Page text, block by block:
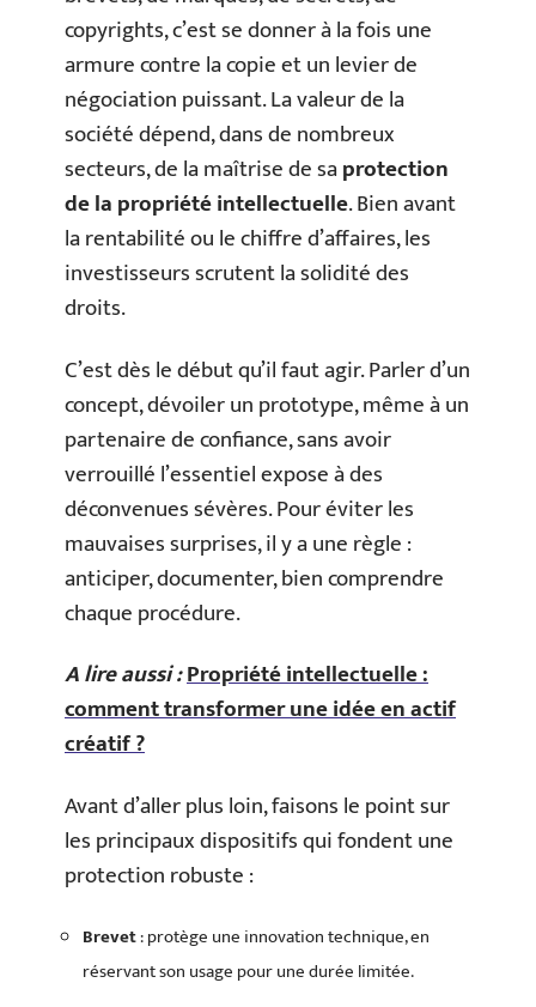
copyrights, c’est se donner à la fois une
armure contre la copie et un levier de
négociation puissant. La valeur de la
société dépend, dans de nombreux
secteurs, de la maîtrise de saprotection
de la propriété intellectuelle. Bien avant
la rentabilité ou le chiffre d’affaires, les
investisseurs scrutent la solidité des
droits.
C’est dès le début qu’il faut agir. Parler d’un
concept, dévoiler un prototype, même à un
partenaire de confiance, sans avoir
verrouillé l’essentiel expose à des
déconvenues sévères. Pour éviter les
mauvaises surprises, il y a une règle :
anticiper, documenter, bien comprendre
chaque procédure.
A lire aussi :Propriété intellectuelle :
comment transformer une idée en actif
créatif ?
Avant d’aller plus loin, faisons le point sur
les principaux dispositifs qui fondent une
protection robuste :
Brevet: protège une innovation technique, en
réservant son usage pour une durée limitée.